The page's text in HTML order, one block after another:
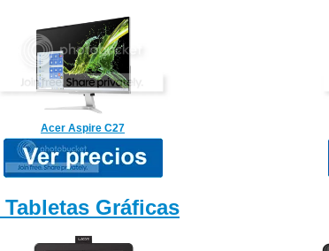
Acer Aspire C27
Gráficas